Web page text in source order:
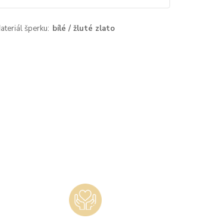
šperku: bílé / žluté zlato